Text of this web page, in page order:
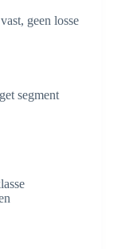
geen losse
segment